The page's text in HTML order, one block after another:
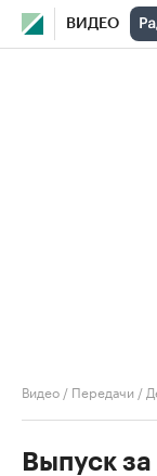
ВИДЕО
Видео / Передачи /
Выпуск